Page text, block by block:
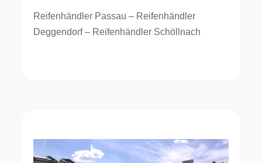
Reifenhändler Passau – Reifenhändler
Deggendorf – Reifenhändler Schöllnach
Video-